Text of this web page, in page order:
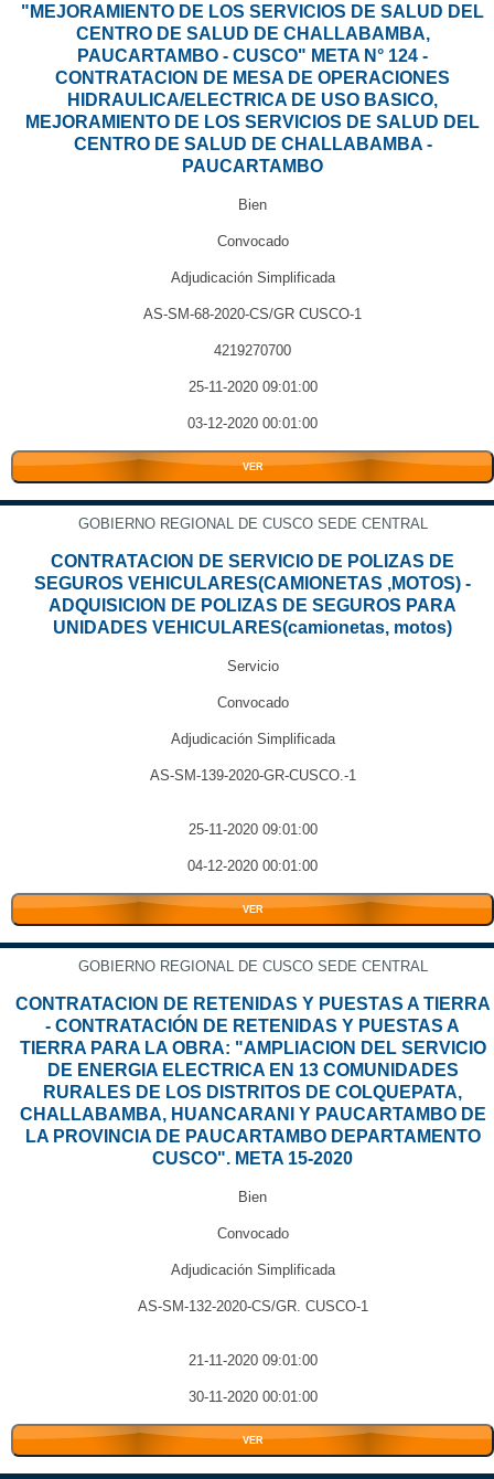
"MEJORAMIENTO DE LOS SERVICIOS DE SALUD DEL
CENTRO DE SALUD DE CHALLABAMBA,
PAUCARTAMBO - CUSCO" META N° 124 -
CONTRATACION DE MESA DE OPERACIONES
HIDRAULICA/ELECTRICA DE USO BASICO,
MEJORAMIENTO DE LOS SERVICIOS DE SALUD DEL
CENTRO DE SALUD DE CHALLABAMBA -
PAUCARTAMBO
Bien
Convocado
Adjudicación Simplificada
AS-SM-68-2020-CS/GR CUSCO-1
4219270700
25-11-2020 09:01:00
03-12-2020 00:01:00
VER
GOBIERNO REGIONAL DE CUSCO SEDE CENTRAL
CONTRATACION DE SERVICIO DE POLIZAS DE
SEGUROS VEHICULARES(CAMIONETAS ,MOTOS) -
ADQUISICION DE POLIZAS DE SEGUROS PARA
UNIDADES VEHICULARES(camionetas, motos)
Servicio
Convocado
Adjudicación Simplificada
AS-SM-139-2020-GR-CUSCO.-1
25-11-2020 09:01:00
04-12-2020 00:01:00
VER
GOBIERNO REGIONAL DE CUSCO SEDE CENTRAL
CONTRATACION DE RETENIDAS Y PUESTAS A TIERRA
- CONTRATACIÓN DE RETENIDAS Y PUESTAS A
TIERRA PARA LA OBRA: "AMPLIACION DEL SERVICIO
DE ENERGIA ELECTRICA EN 13 COMUNIDADES
RURALES DE LOS DISTRITOS DE COLQUEPATA,
CHALLABAMBA, HUANCARANI Y PAUCARTAMBO DE
LA PROVINCIA DE PAUCARTAMBO DEPARTAMENTO
CUSCO". META 15-2020
Bien
Convocado
Adjudicación Simplificada
AS-SM-132-2020-CS/GR. CUSCO-1
21-11-2020 09:01:00
30-11-2020 00:01:00
VER